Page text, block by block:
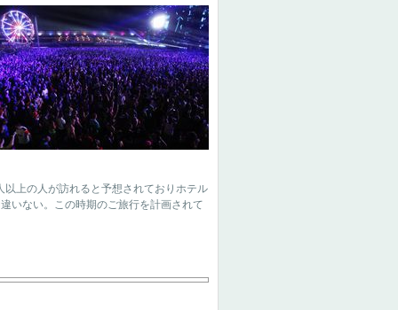
上の人が訪れると予想されておりホテル
いない。この時期のご旅行を計画されて